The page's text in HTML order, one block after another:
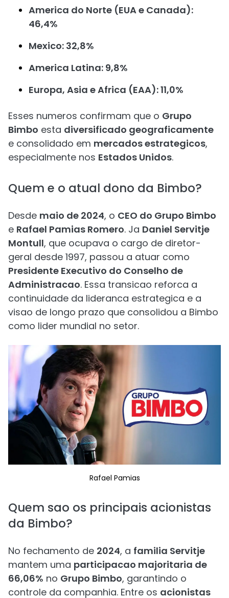
America do Norte (EUA e Canada):
46,4%
Mexico: 32,8%
America Latina: 9,8%
Europa, Asia e Africa (EAA): 11,0%
Esses numeros confirmam que o Grupo
Bimbo esta diversificado geograficamente
e consolidado em mercados estrategicos,
especialmente nos Estados Unidos.
Quem e o atual dono da Bimbo?
Desde maio de 2024, o CEO do Grupo Bimbo
e Rafael Pamias Romero. Ja Daniel Servitje
Montull, que ocupava o cargo de diretor-
geral desde 1997, passou a atuar como
Presidente Executivo do Conselho de
Administracao. Essa transicao reforca a
continuidade da lideranca estrategica e a
visao de longo prazo que consolidou a Bimbo
como lider mundial no setor.
Rafael Pamias
Quem sao os principais acionistas
da Bimbo?
No fechamento de 2024, a familia Servitje
mantem uma participacao majoritaria de
66,06% no Grupo Bimbo, garantindo o
controle da companhia. Entre os acionistas